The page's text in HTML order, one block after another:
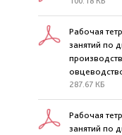
Рабочая
занятий по
287.67 КБ
Рабочая
занятий по